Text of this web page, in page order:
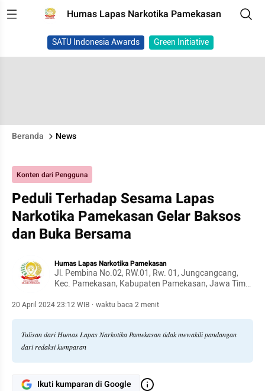
Humas Lapas Narkotika Pamekasan
SATU Indonesia Awards Green Initiative
Beranda News
Konten dari Pengguna
Peduli Terhadap Sesama Lapas
Narkotika Pamekasan Gelar Baksos
dan Buka Bersama
Humas Lapas Narkotika Pamekasan
Jl. Pembina No.02, RW.01, Rw. 01, Jungcangcang,
Kec. Pamekasan, Kabupaten Pamekasan, Jawa Timur
20 April 2024 23:12 WIB · waktu baca 2 menit
Tulisan dari Humas Lapas Narkotika Pamekasan tidak mewakili pandangan
dari redaksi kumparan
Ikuti kumparan di Google